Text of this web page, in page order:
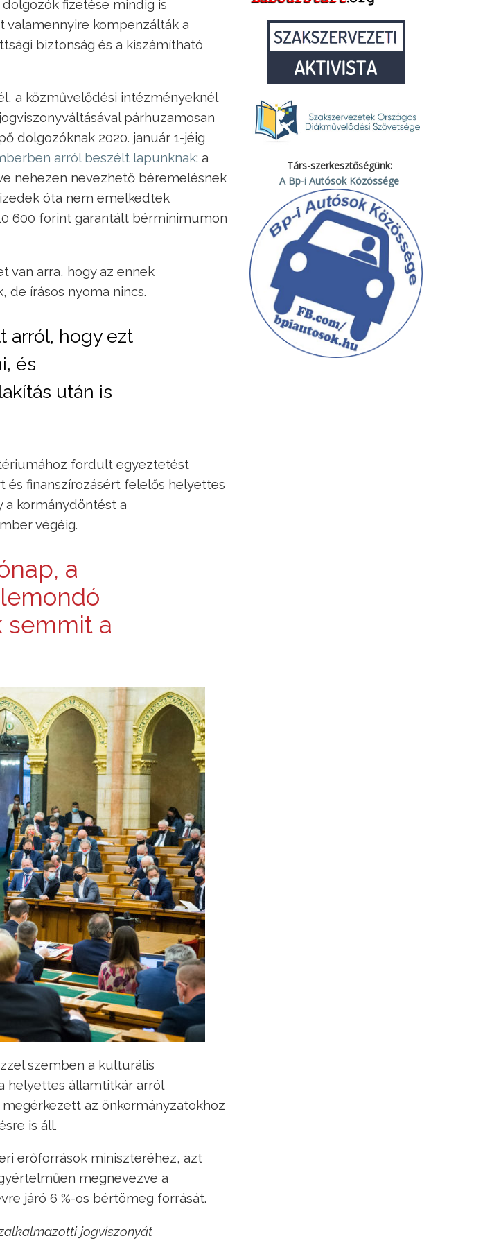
fizetése mindig is
kompenzálták a
biztonság és a kiszámítható
a közművelődési intézményeknél
párhuzamosan
dolgozóknak 2020. január 1-jéig
arról beszélt lapunknak: a
nehezen nevezhető béremelésnek
óta nem emelkedtek
600 forint garantált bérminimumon
van arra, hogy az ennek
de írásos nyoma nincs.
arról, hogy ezt
és
után is
fordult egyeztetést
és finanszírozásért felelős helyettes
a kormánydöntést a
végéig.
a
semmit a
szemben a kulturális
helyettes államtitkár arról
az önkormányzatokhoz
is áll.
erőforrások miniszteréhez, azt
megnevezve a
járó 6 %-os bértömeg forrását.
jogviszonyát
Társ-szerkesztőségünk:
A Bp-i Autósok Közössége